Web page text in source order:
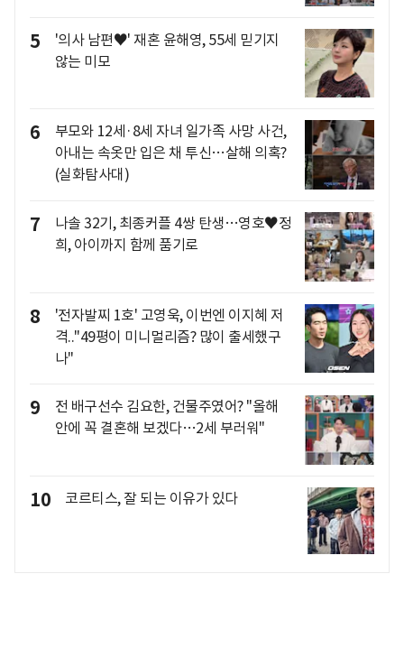
5
'의사 남편♥' 재혼 윤해영, 55세 믿기지
않는 미모
6
부모와 12세·8세 자녀 일가족 사망 사건,
아내는 속옷만 입은 채 투신…살해 의혹?
(실화탐사대)
7
나솔 32기, 최종커플 4쌍 탄생…영호♥정
희, 아이까지 함께 품기로
8
'전자발찌 1호' 고영욱, 이번엔 이지혜 저
격.."49평이 미니멀리즘? 많이 출세했구
나"
9
전 배구선수 김요한, 건물주였어? "올해
안에 꼭 결혼해 보겠다…2세 부러워"
10 코르티스, 잘 되는 이유가 있다